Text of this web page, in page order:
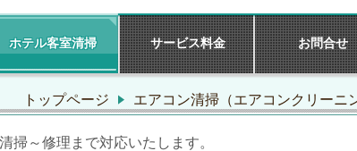
ホテル客室清掃 サービス料金 お問合せ
トップページ エアコン清掃（エアコンクリーニ
掃～修理まで対応いたします。